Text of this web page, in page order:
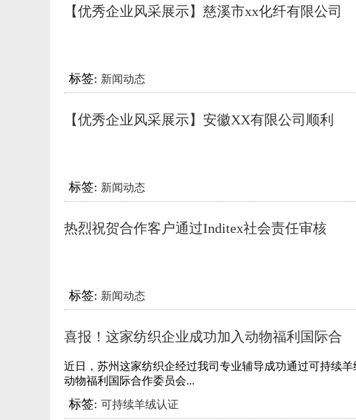
【优秀企业风采展示】慈溪市xx化纤有限公司
标签: 新闻动态
【优秀企业风采展示】安徽XX有限公司顺利
标签: 新闻动态
热烈祝贺合作客户通过Inditex社会责任审核
标签: 新闻动态
喜报！这家纺织企业成功加入动物福利国际合
近日，苏州这家纺织企经过我司专业辅导成功通过可持续
动物福利国际合作委员会...
标签: 可持续羊绒认证